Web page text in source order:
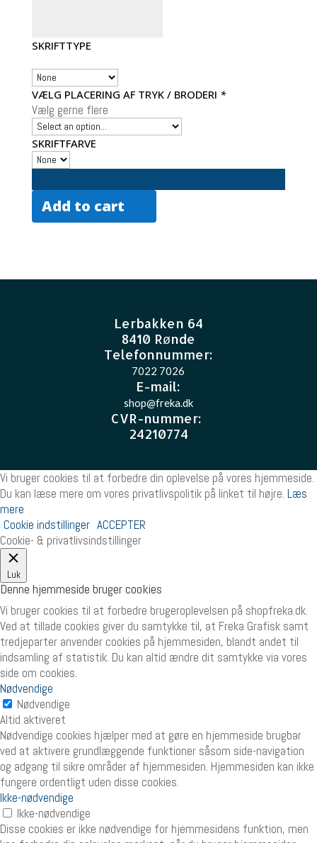
SKRIFTTYPE
VÆLG PLACERING AF TRYK / BRODERI *
Vælg gerne flere
SKRIFTFARVE
Add to cart
Lerbakken 64
8410 Rønde
Telefonnummer:
7022 7026
E-mail:
shop@freka.dk
CVR-nummer:
24210774
Vi bruger cookies til at forbedre din oplevelse på vores hjemmeside.
Du kan læse mere om vores privatlivspolitik på linket til højre. Læs
mere
Cookie indstillinger ACCEPTER
Cookie- & privatlivsindstillinger
Luk
Denne hjemmeside bruger cookies
Vi bruger cookies til at forbedre brugeroplevelsen på shopfreka.dk.
Ved at tillade cookies giver du samtykke til, at Freka Grafisk samt
tredjeparter anvender cookies på hjemmesiden, blandt andet til
indsamling af statistik. Du kan altid ændre dit samtykke via vores
side om cookies.
Nødvendige
Nødvendige
Altid aktiveret
Nødvendige cookies hjælper med at gøre en hjemmeside brugbar
ved at aktivere grundlæggende funktioner såsom side-navigation
og adgang til sikre områder af hjemmesiden. Hjemmesiden kan ikke
fungere ordentligt uden disse cookies.
Ikke-nødvendige
Ikke-nødvendige
Disse cookies er ikke nødvendige for hjemmesidens funktion, men